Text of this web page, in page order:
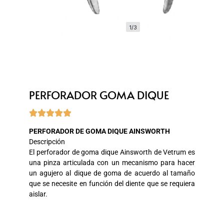
1/3
PERFORADOR GOMA DIQUE

PERFORADOR DE GOMA DIQUE AINSWORTH
Descripción
El perforador de goma dique Ainsworth de Vetrum es
una pinza articulada con un mecanismo para hacer
un agujero al dique de goma de acuerdo al tamaño
que se necesite en función del diente que se requiera
aislar.